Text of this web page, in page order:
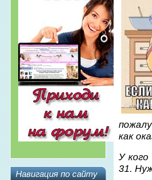
Навигация по сайту
как
У
31.